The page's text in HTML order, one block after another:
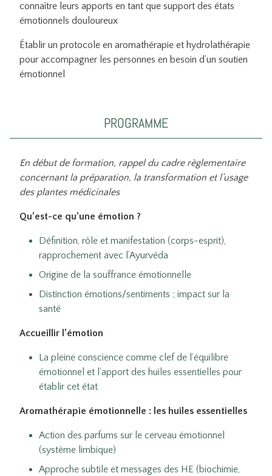
connaître leurs apports en tant que support des états
émotionnels douloureux
Établir un protocole en aromathérapie et hydrolathérapie
pour accompagner les personnes en besoin d’un soutien
émotionnel
PROGRAMME
En début de formation, rappel du cadre règlementaire
concernant la préparation, la transformation et l’usage
des plantes médicinales
Qu’est-ce qu’une émotion ?
Définition, rôle et manifestation (corps-esprit),
rapprochement avec l’Ayurvéda
Origine de la souffrance émotionnelle
Distinction émotions/sentiments ; impact sur la
santé
Accueillir l’émotion
La pleine conscience comme clef de l’équilibre
émotionnel et l’apport des huiles essentielles pour
établir cet état
Aromathérapie émotionnelle : les huiles essentielles
Action des parfums sur le cerveau émotionnel
(système limbique)
Approche subtile et messages des HE (biochimie,